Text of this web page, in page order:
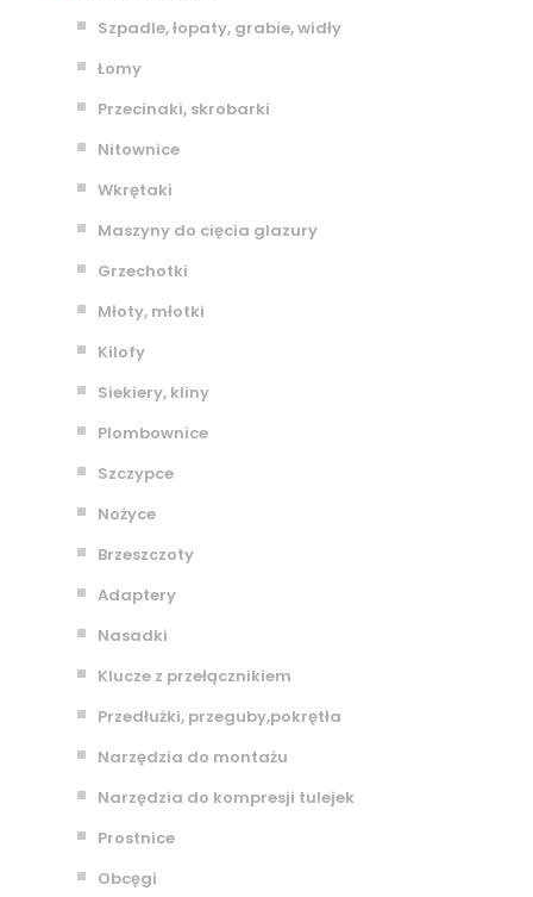
Szpadle, łopaty, grabie, widły
Łomy
Przecinaki, skrobarki
Nitownice
Wkrętaki
Maszyny do cięcia glazury
Grzechotki
Młoty, młotki
Kilofy
Siekiery, kliny
Plombownice
Szczypce
Nożyce
Brzeszczoty
Adaptery
Nasadki
Klucze z przełącznikiem
Przedłużki, przeguby,pokrętła
Narzędzia do montażu
Narzędzia do kompresji tulejek
Prostnice
Obcęgi